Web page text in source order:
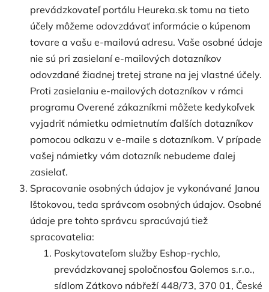
prevádzkovateľ portálu Heureka.sk tomu na tieto
účely môžeme odovzdávať informácie o kúpenom
tovare a vašu e-mailovú adresu. Vaše osobné údaje
nie sú pri zasielaní e-mailových dotazníkov
odovzdané žiadnej tretej strane na jej vlastné účely.
Proti zasielaniu e-mailových dotazníkov v rámci
programu Overené zákazníkmi môžete kedykoľvek
vyjadriť námietku odmietnutím ďalších dotazníkov
pomocou odkazu v e-maile s dotazníkom. V prípade
vašej námietky vám dotazník nebudeme ďalej
zasielať.
Spracovanie osobných údajov je vykonávané Janou
Ištokovou, teda správcom osobných údajov. Osobné
údaje pre tohto správcu spracúvajú tiež
spracovatelia:
Poskytovateľom služby Eshop-rychlo,
prevádzkovanej spoločnosťou Golemos s.r.o.,
sídlom Zátkovo nábřeží 448/73, 370 01, České